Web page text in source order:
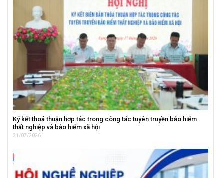
Ký kết thoả thuận hợp tác trong công tác tuyên truyền bảo hiểm
thất nghiệp và bảo hiểm xã hội
31/07/2026